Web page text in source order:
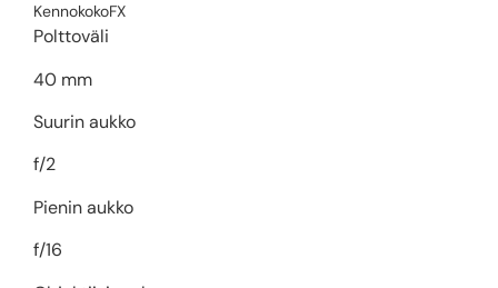
KennokokoFX
Polttoväli
40 mm
Suurin aukko
f/2
Pienin aukko
f/16